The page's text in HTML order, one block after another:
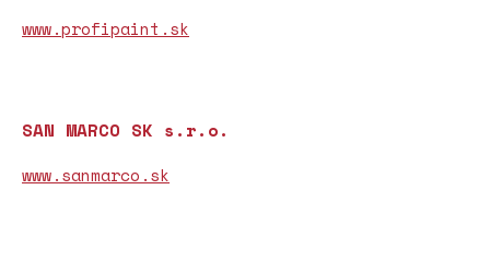
www.profipaint.sk
SAN MARCO SK s.r.o.
www.sanmarco.sk